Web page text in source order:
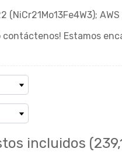
Estamos
incluidos